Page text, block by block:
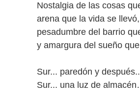
Nostalgia de las cosas
arena que la vida se llevó,
pesadumbre del barrio
y amargura del sueño
Sur... paredón y
Sur... una luz de